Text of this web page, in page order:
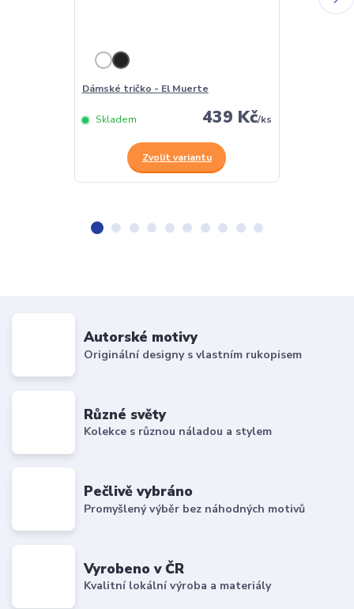
Dámské tričko - El Muerte
439 Kč/ks
Skladem
Zvolit variantu
Autorské motivy
Originální designy s vlastním rukopisem
Různé světy
Kolekce s různou náladou a stylem
Pečlivě vybráno
Promyšlený výběr bez náhodných motivů
Vyrobeno v ČR
Kvalitní lokální výroba a materiály